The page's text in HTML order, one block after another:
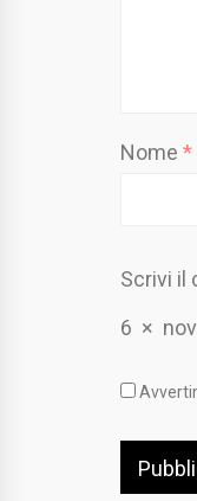
Nome *
Scrivi il
6 ×